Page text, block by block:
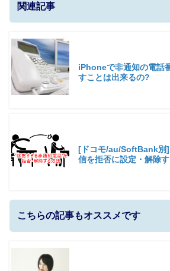
関連記事
iPhoneで非通知の電話
すことは出来るの?
[ドコモ/au/SoftBank別
信を拒否に設定・解除
こちらの記事もオススメです